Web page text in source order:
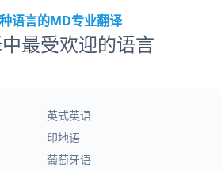
语言的MD专业翻译
最受欢迎的语言
英式英语
印地语
葡萄牙语